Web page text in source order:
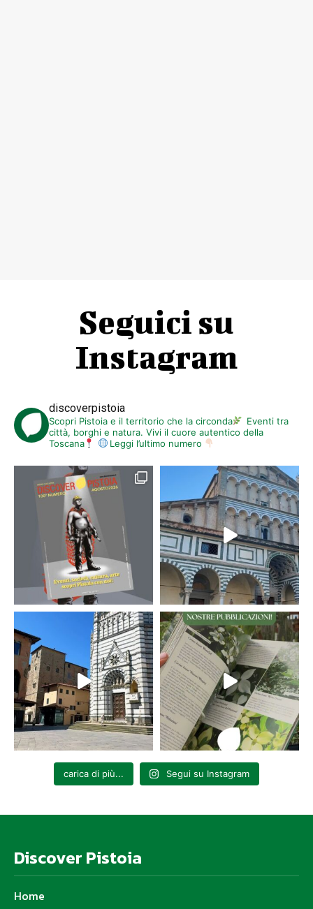
Seguici su
Instagram
discoverpistoia
Scopri Pistoia e il territorio che la circonda
Eventi tra
città, borghi e natura. Vivi il cuore autentico della
Toscana
Leggi l’ultimo numero
carica di più... Segui su Instagram
Discover Pistoia
Home